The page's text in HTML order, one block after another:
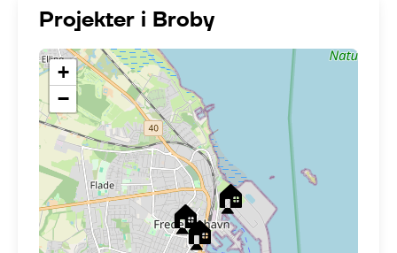
Projekter i Broby
🏠
🏠 🏠
+
−